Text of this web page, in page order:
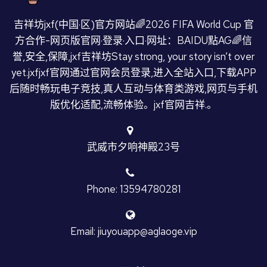
吉祥坊jxf(中国·区)官方网站🌈2026 FIFA World Cup 官
方合作-网页版官网·登录·入口·网址：BAIDU點AG🌈信
誉,安全,保障,jxf吉祥坊Stay strong, your story isn’t over
yet.jxfjxf官网通过官网会员登录,进入全站入口,下载APP
后随时畅玩电子竞技,真人互动与体育类游戏,网页与手机
版优化适配,流畅体验。jxf官网吉祥.。
武威市夕响神殿23号
Phone: 13594780281
Email: jiuyouapp@aglaoge.vip